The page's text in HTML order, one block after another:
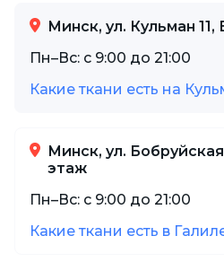
Минск, ул. Кульман
Пн–Вс: с 9:00 до 21:00
Какие ткани есть на
Минск, ул.
этаж
Пн–Вс: с 9:00 до 21:00
Какие ткани есть в